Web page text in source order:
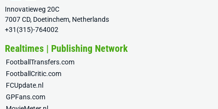
Innovatieweg 20C
7007 CD, Doetinchem, Netherlands
+31(315)-764002
Realtimes | Publishing Network
FootballTransfers.com
FootballCritic.com
FCUpdate.nl
GPFans.com